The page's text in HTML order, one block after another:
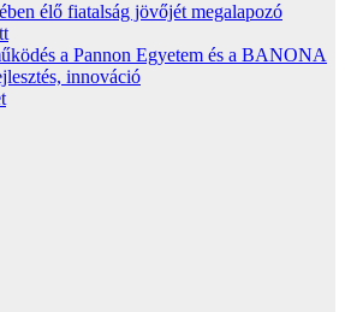
élő fiatalság jövőjét megalapozó
a Pannon Egyetem és a BANONA
innováció